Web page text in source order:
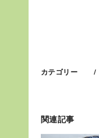
カテゴリー
関連記事